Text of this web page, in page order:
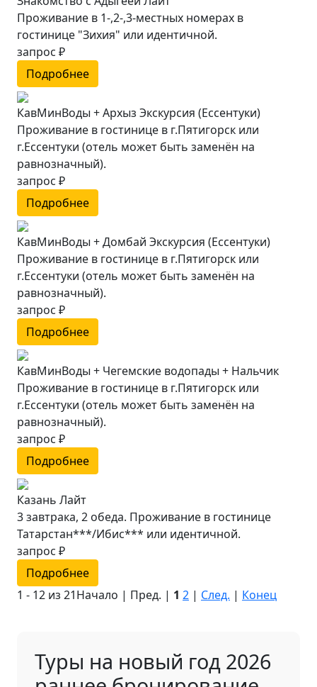
Проживание в 1-,2-,3-местных номерах в
гостинице "Зихия" или идентичной.
запрос ₽
Подробнее
КавМинВоды + Архыз Экскурсия (Ессентуки)
Проживание в гостинице в г.Пятигорск или
г.Ессентуки (отель может быть заменён на
равнозначный).
запрос ₽
Подробнее
КавМинВоды + Домбай Экскурсия (Ессентуки)
Проживание в гостинице в г.Пятигорск или
г.Ессентуки (отель может быть заменён на
равнозначный).
запрос ₽
Подробнее
КавМинВоды + Чегемские водопады + Нальчик
Проживание в гостинице в г.Пятигорск или
г.Ессентуки (отель может быть заменён на
равнозначный).
запрос ₽
Подробнее
Казань Лайт
3 завтрака, 2 обеда. Проживание в гостинице
Татарстан***/Ибис*** или идентичной.
запрос ₽
Подробнее
1 - 12 из 21Начало | Пред. | 1 2 | След. | Конец
Туры на новый год 2026